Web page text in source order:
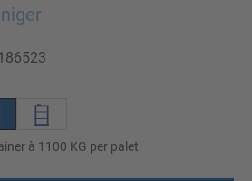
à 1100 KG per palet